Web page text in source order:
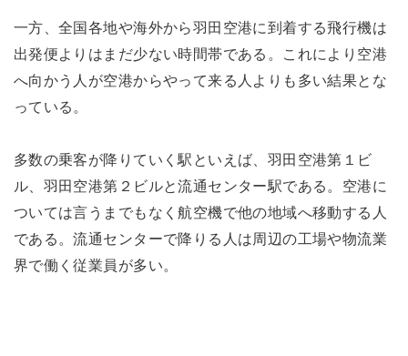
一方、全国各地や海外から羽田空港に到着する飛行機は
出発便よりはまだ少ない時間帯である。これにより空港
へ向かう人が空港からやって来る人よりも多い結果とな
っている。
多数の乗客が降りていく駅といえば、羽田空港第１ビ
ル、羽田空港第２ビルと流通センター駅である。空港に
ついては言うまでもなく航空機で他の地域へ移動する人
である。流通センターで降りる人は周辺の工場や物流業
界で働く従業員が多い。